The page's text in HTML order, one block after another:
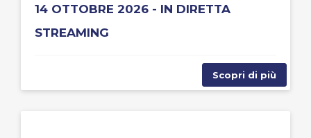
14 OTTOBRE 2026 - IN DIRETTA
STREAMING
Scopri di più